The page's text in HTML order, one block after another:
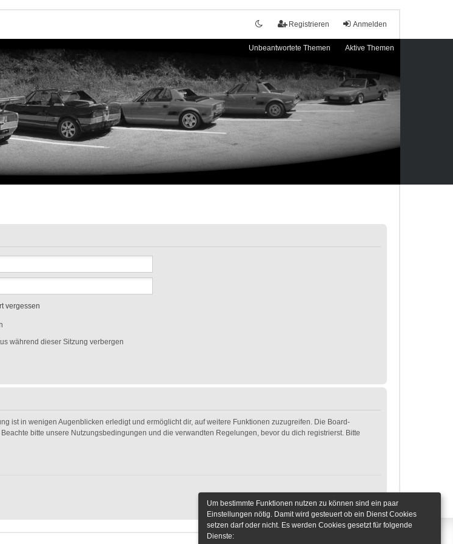
Anmelden
Registrieren
Unbeantwortete Themen Aktive Themen
vergessen
während dieser Sitzung verbergen
ist in wenigen Augenblicken erledigt und ermöglicht dir, auf weitere Funktionen zuzugreifen. Die Board-
bitte unsere Nutzungsbedingungen und die verwandten Regelungen, bevor du dich registrierst. Bitte
Um bestimmte Funktionen nutzen zu können sind ein paar
Einstellungen nötig. Damit wird gesteuert ob ein Dienst Cookies
setzen darf oder nicht. Es werden Cookies gesetzt für folgende
Dienste: